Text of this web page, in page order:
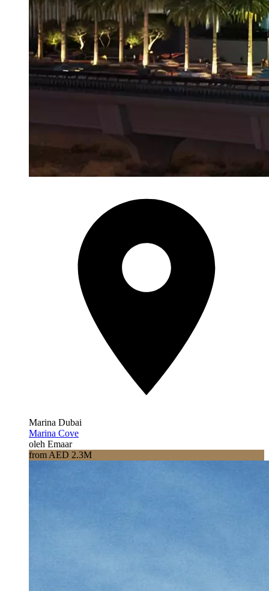
Marina Dubai
Marina Cove
oleh Emaar
from AED 2.3M